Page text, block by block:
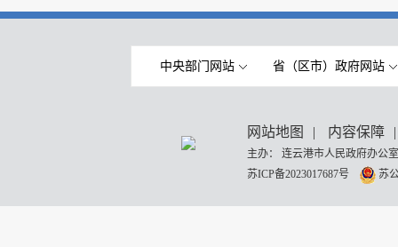
中央部门网站 省（区市）政府网站
网站地图 | 内容保障 |
主办： 连云港市人民政府办
苏ICP备2023017687号
苏